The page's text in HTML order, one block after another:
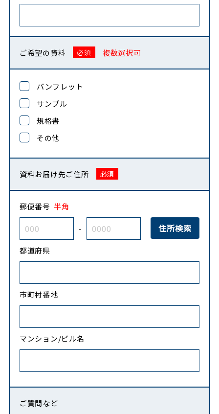
ご希望の資料 複数選択可
パンフレット
サンプル
規格書
その他
資料お届け先ご住所
郵便番号 半角
-
都道府県
市町村番地
マンション/ビル名
ご質問など